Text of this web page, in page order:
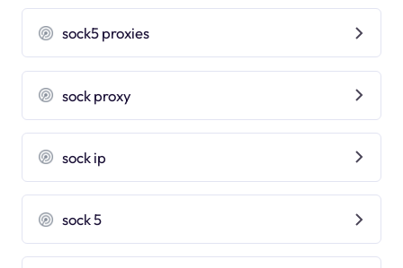
sock5 proxies
sock proxy
sock ip
sock 5